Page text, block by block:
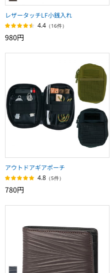
レザータッチLF小銭入れ
4.4 （16件）
980円
アウトドアギアポーチ
4.8 （5件）
780円